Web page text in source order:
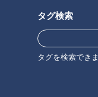
タグ検索
タグを検索でき
祭」で巨大山車を曳き